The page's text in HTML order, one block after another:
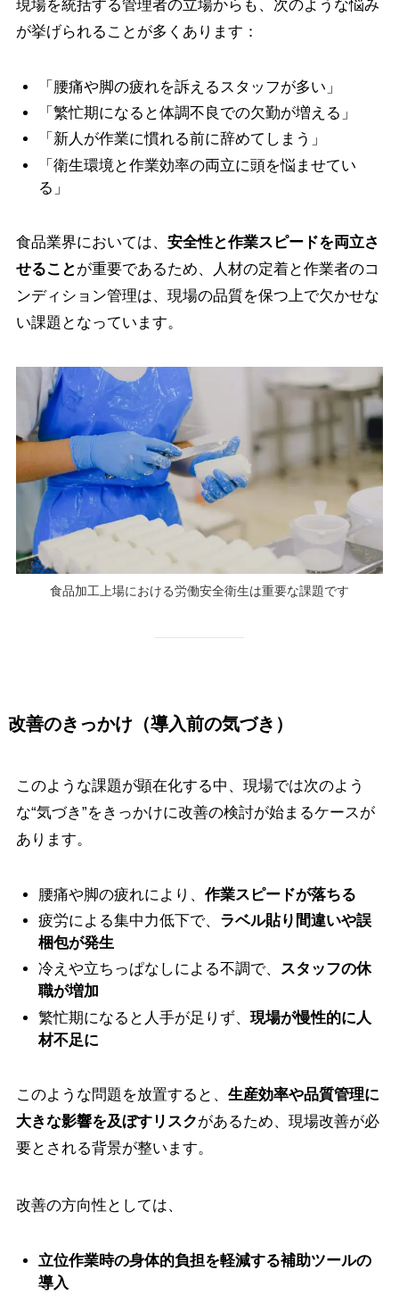
現場を統括する管理者の立場からも、次のような悩み
が挙げられることが多くあります：
「腰痛や脚の疲れを訴えるスタッフが多い」
「繁忙期になると体調不良での欠勤が増える」
「新人が作業に慣れる前に辞めてしまう」
「衛生環境と作業効率の両立に頭を悩ませてい
る」
食品業界においては、 安全性と作業スピードを両立さ
せることが重要であるため、人材の定着と作業者のコ
ンディション管理は、現場の品質を保つ上で欠かせな
い課題となっています。
食品加工上場における労働安全衛生は重要な課題です
改善のきっかけ（導入前の気づき）
このような課題が顕在化する中、現場では次のよう
な“気づき”をきっかけに改善の検討が始まるケースが
あります。
腰痛や脚の疲れにより、作業スピードが落ちる
疲労による集中力低下で、 ラベル貼り間違いや誤
梱包が発生
冷えや立ちっぱなしによる不調で、 スタッフの休
職が増加
繁忙期になると人手が足りず、現場が慢性的に人
材不足に
このような問題を放置すると、 生産効率や品質管理に
大きな影響を及ぼすリスクがあるため、現場改善が必
要とされる背景が整います。
改善の方向性としては、
立位作業時の身体的負担を軽減する補助ツールの
導入